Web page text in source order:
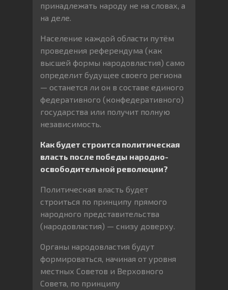
принадлежать народу не на словах, а
на деле.
Население каждой области путём
проведения референдума (как
высшей формы народовластия) само
определит будущее своего региона
— останется ли он в составе единого
федеративного (конфедеративного)
государства или получит полную
независимость.
Как будет строится политическая
власть после победы народно-
освободительной революции?
Политическая власть будет
строиться по принципу прямого
народного представительства
(народовластия) — снизу доверху.
Органы народовластия будут
формироваться, начиная от уровня
местных Советов и Верховного
Совета, по принципу